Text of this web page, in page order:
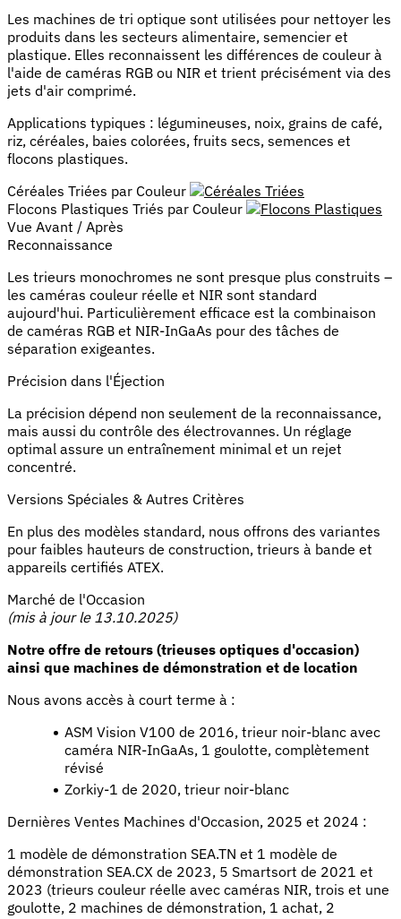
Les machines de tri optique sont utilisées pour nettoyer les
produits dans les secteurs alimentaire, semencier et
plastique. Elles reconnaissent les différences de couleur à
l'aide de caméras RGB ou NIR et trient précisément via des
jets d'air comprimé.
Applications typiques : légumineuses, noix, grains de café,
riz, céréales, baies colorées, fruits secs, semences et
flocons plastiques.
Céréales Triées par Couleur
Flocons Plastiques Triés par Couleur
Vue Avant / Après
Reconnaissance
Les trieurs monochromes ne sont presque plus construits –
les caméras couleur réelle et NIR sont standard
aujourd'hui. Particulièrement efficace est la combinaison
de caméras RGB et NIR-InGaAs pour des tâches de
séparation exigeantes.
Précision dans l'Éjection
La précision dépend non seulement de la reconnaissance,
mais aussi du contrôle des électrovannes. Un réglage
optimal assure un entraînement minimal et un rejet
concentré.
Versions Spéciales & Autres Critères
En plus des modèles standard, nous offrons des variantes
pour faibles hauteurs de construction, trieurs à bande et
appareils certifiés ATEX.
Marché de l'Occasion
(mis à jour le 13.10.2025)
Notre offre de retours (trieuses optiques d'occasion)
ainsi que machines de démonstration et de location
Nous avons accès à court terme à :
ASM Vision V100 de 2016, trieur noir-blanc avec
caméra NIR-InGaAs, 1 goulotte, complètement
révisé
Zorkiy-1 de 2020, trieur noir-blanc
Dernières Ventes Machines d'Occasion, 2025 et 2024 :
1 modèle de démonstration SEA.TN et 1 modèle de
démonstration SEA.CX de 2023, 5 Smartsort de 2021 et
2023 (trieurs couleur réelle avec caméras NIR, trois et une
goulotte, 2 machines de démonstration, 1 achat, 2